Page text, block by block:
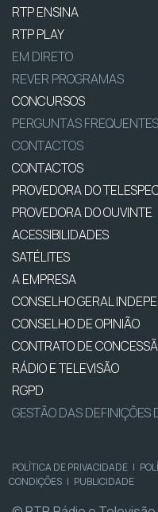
RTP ENSINA
RTP PLAY
EM DIRETO
REVER PROGRAMAS
CONCURSOS
PERGUNTAS FREQUENTES
CONTACTOS
CONTACTOS
PROVEDORA DO
PROVEDORA DO OUVINTE
ACESSIBILIDADES
SATÉLITES
A EMPRESA
CONSELHO GERAL
CONSELHO DE OPINIÃO
CONTRATO DE
RÁDIO E TELEVISÃO
RGPD
GESTÃO DAS DEFINIÇÕES
POLÍTICA DE PRIVACIDADE |
CONDIÇÕES | PUBLICIDADE